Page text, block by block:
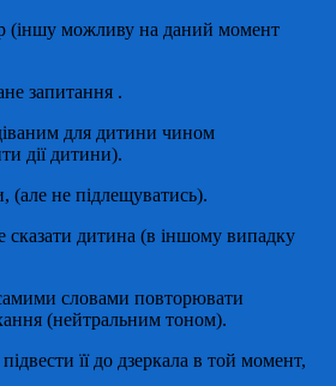
(іншу можливу на даний момент
запитання .
для дитини чином
дії дитини).
(але не підлещуватись).
сказати дитина (в іншому випадку
словами повторювати
(нейтральним тоном).
її до дзеркала в той момент,